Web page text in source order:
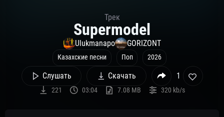
Трек
Supermodel
Ulukmanapo GORIZONT
Казахские песни Поп 2026
Слушать Скачать 1
221 03:04 7.08 MB 320 kb/s